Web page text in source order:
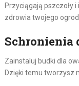
Przyciągają pszczoły
zdrowia twojego
Schronienia
Zainstaluj budki dla
Dzięki temu tworzysz